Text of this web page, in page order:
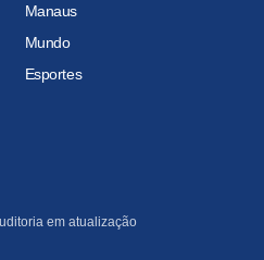
Manaus
Mundo
Esportes
em atualização